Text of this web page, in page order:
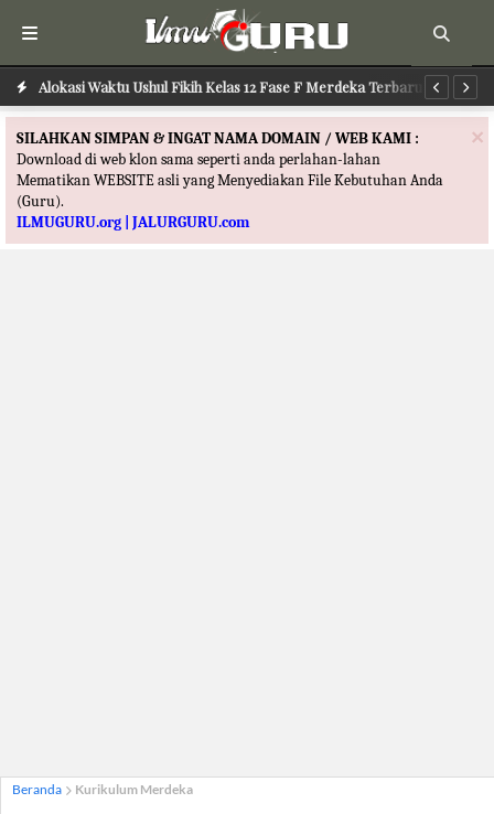
Alokasi Waktu Ushul Fikih Kelas 12 Fase F Merdeka Terbaru
Alokasi Waktu Ilmu Tafsir Kelas 12 Fase F Merdeka Terbaru
×
SILAHKAN SIMPAN & INGAT NAMA DOMAIN / WEB KAMI :
Download di web klon sama seperti anda perlahan-lahan
Mematikan WEBSITE asli yang Menyediakan File Kebutuhan Anda
(Guru).
ILMUGURU.org | JALURGURU.com
Beranda Kurikulum Merdeka